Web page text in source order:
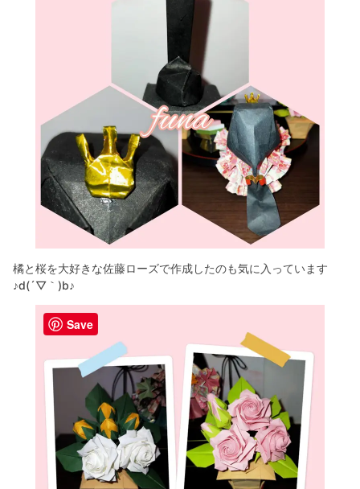
橘と桜を大好きな佐藤ローズで作成したのも気に入っています
♪d(´▽｀)b♪
Save